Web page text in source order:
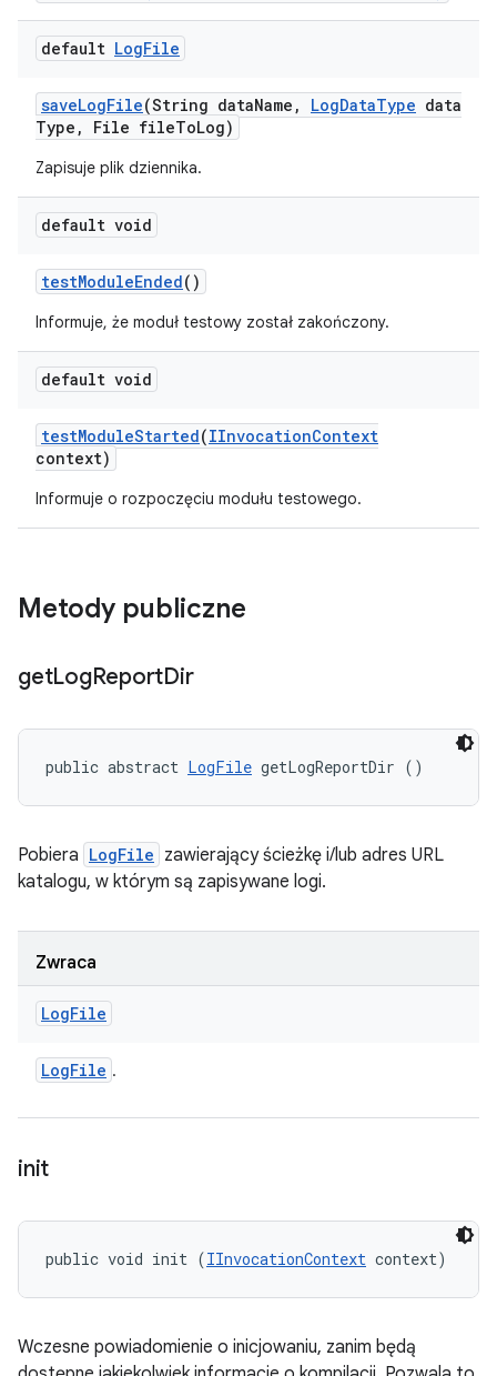
default LogFile
saveLogFile(String dataName , LogDataType data
Type , File fileToLog)
Zapisuje plik dziennika.
default void
testModuleEnded()
Informuje, że moduł testowy został zakończony.
default void
testModuleStarted(IInvocationContext
context)
Informuje o rozpoczęciu modułu testowego.
Metody publiczne
getLogReportDir
public abstract LogFile getLogReportDir ()
Pobiera LogFile zawierający ścieżkę i/lub adres URL
katalogu, w którym są zapisywane logi.
Zwraca
LogFile
LogFile .
init
public void init (IInvocationContext context)
Wczesne powiadomienie o inicjowaniu, zanim będą